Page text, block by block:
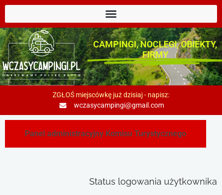
CAMPINGI, NOCLEGI, OBIEKTY,
FIRMY
ZGŁOŚ miejscówkę już dzisiaj - napisz:
wczasycampingi@gmail.com
Panel administracyjny Komisu Turystycznego
Status logowania użytkownika